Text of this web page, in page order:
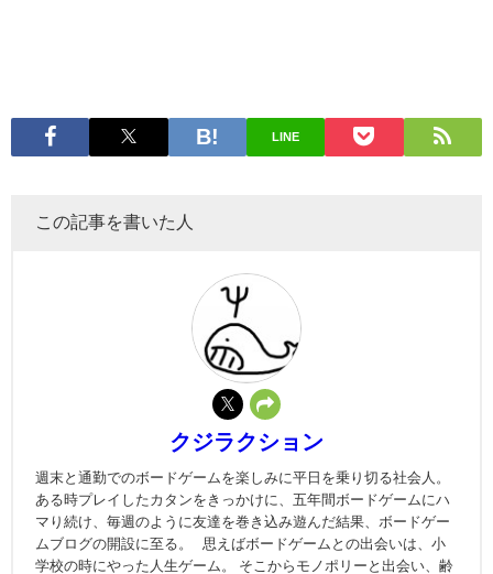
LINE
この記事を書いた人
クジラクション
週末と通勤でのボードゲームを楽しみに平日を乗り切る社会人。
ある時プレイしたカタンをきっかけに、五年間ボードゲームにハ
マり続け、毎週のように友達を巻き込み遊んだ結果、ボードゲー
ムブログの開設に至る。 思えばボードゲームとの出会いは、小
学校の時にやった人生ゲーム。 そこからモノポリーと出会い、齢